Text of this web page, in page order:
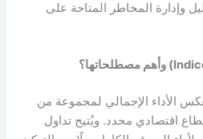
وإدارة المخاطر المتاحة على
الأداء الإجمالي لمجموعة من
اقتصادي محدد. ويُتيح تداول